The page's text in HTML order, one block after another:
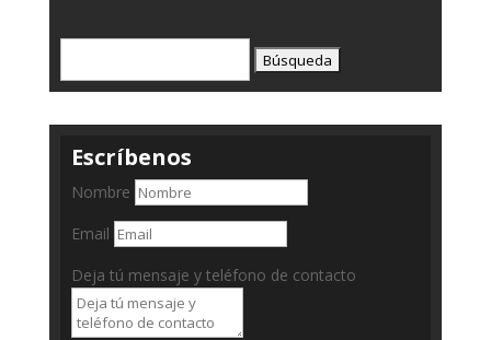
Escríbenos
Nombre
Email
Deja tú mensaje y teléfono de contacto